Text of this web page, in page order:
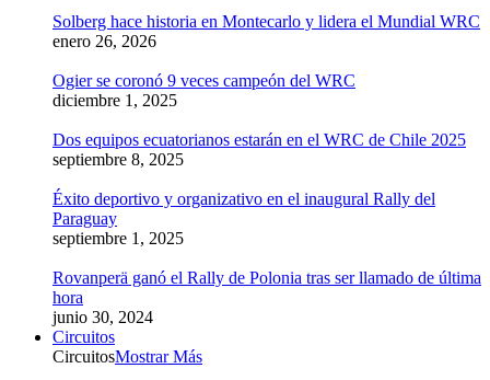
Solberg hace historia en Montecarlo y lidera el Mundial WRC
enero 26, 2026
Ogier se coronó 9 veces campeón del WRC
diciembre 1, 2025
Dos equipos ecuatorianos estarán en el WRC de Chile 2025
septiembre 8, 2025
Éxito deportivo y organizativo en el inaugural Rally del
Paraguay
septiembre 1, 2025
Rovanperä ganó el Rally de Polonia tras ser llamado de última
hora
junio 30, 2024
Circuitos
CircuitosMostrar Más